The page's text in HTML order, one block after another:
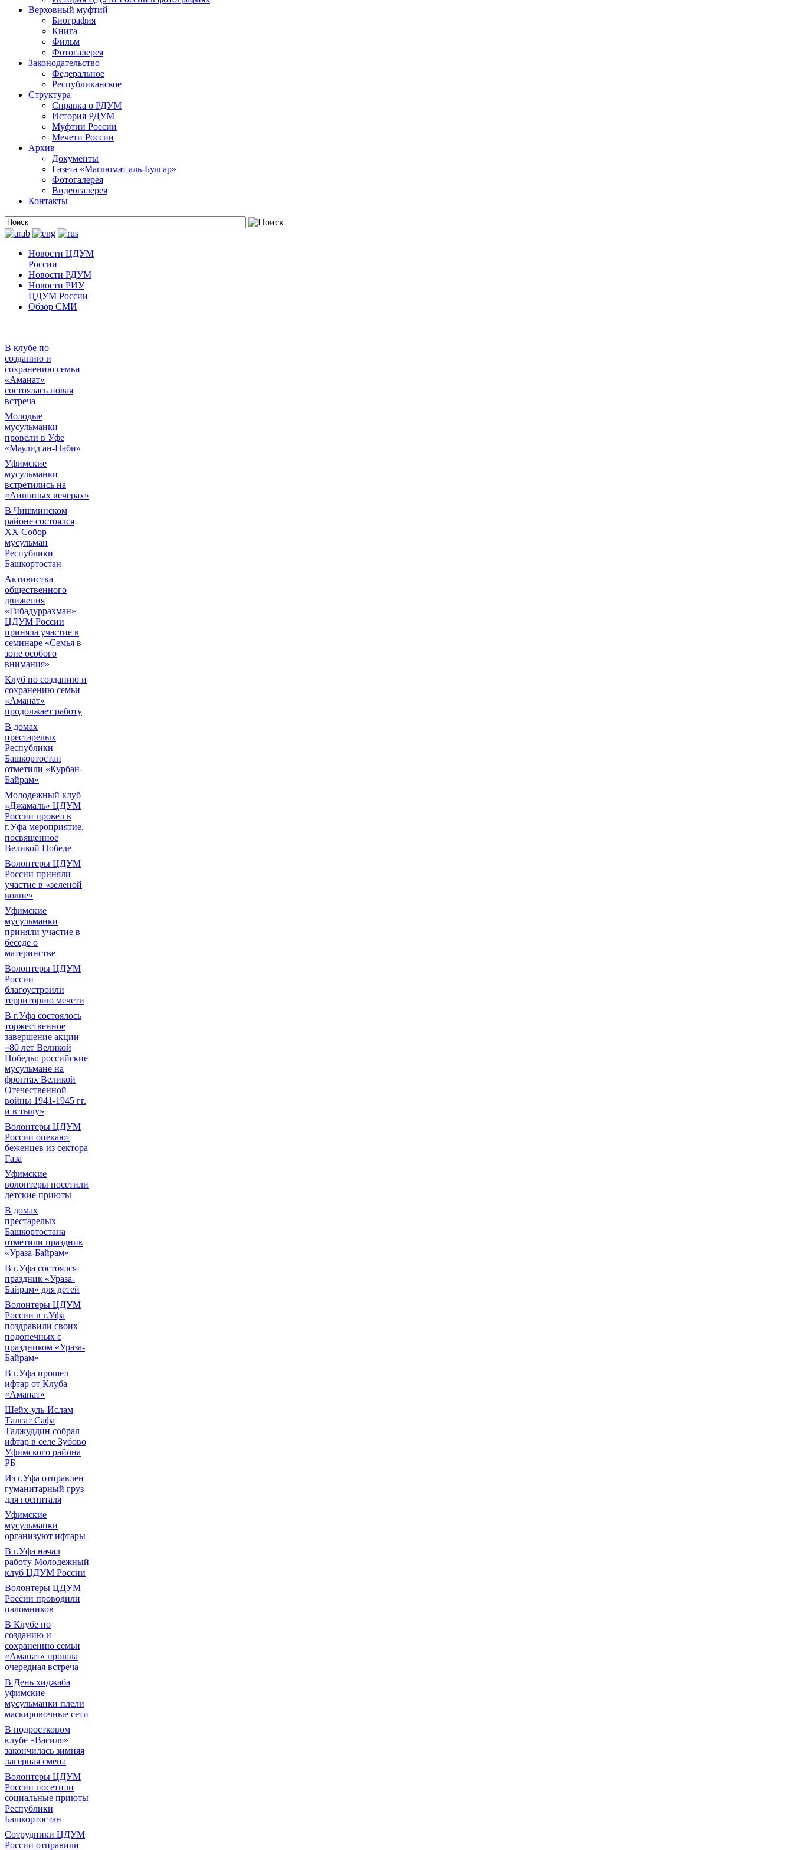
Верховный муфтий
Биография
Книга
Фильм
Фотогалерея
Законодательство
Федеральное
Республиканское
Структура
Справка о РДУМ
История РДУМ
Муфтии России
Мечети России
Архив
Документы
Газета «Маглюмат аль-Булгар»
Фотогалерея
Видеогалерея
Контакты
Новости ЦДУМ
России
Новости РДУМ
Новости РИУ
ЦДУМ России
Обзор СМИ
В клубе по
созданию и
сохранению семьи
«Аманат»
состоялась новая
встреча
Молодые
мусульманки
провели в Уфе
«Маулид ан-Наби»
Уфимские
мусульманки
встретились на
«Аишиных вечерах»
В Чишминском
районе состоялся
XX Собор
мусульман
Республики
Башкортостан
Активистка
общественного
движения
«Гибадуррахман»
ЦДУМ России
приняла участие в
семинаре «Семья в
зоне особого
внимания»
Клуб по созданию и
сохранению семьи
«Аманат»
продолжает работу
В домах
престарелых
Республики
Башкортостан
отметили «Курбан-
Байрам»
Молодежный клуб
«Джамаль» ЦДУМ
России провел в
г.Уфа мероприятие,
посвященное
Великой Победе
Волонтеры ЦДУМ
России приняли
участие в «зеленой
волне»
Уфимские
мусульманки
приняли участие в
беседе о
материнстве
Волонтеры ЦДУМ
России
благоустроили
территорию мечети
В г.Уфа состоялось
торжественное
завершение акции
«80 лет Великой
Победы: российские
мусульмане на
фронтах Великой
Отечественной
войны 1941-1945 гг.
и в тылу»
Волонтеры ЦДУМ
России опекают
беженцев из сектора
Газа
Уфимские
волонтеры посетили
детские приюты
В домах
престарелых
Башкортостана
отметили праздник
«Ураза-Байрам»
В г.Уфа состоялся
праздник «Ураза-
Байрам» для детей
Волонтеры ЦДУМ
России в г.Уфа
поздравили своих
подопечных с
праздником «Ураза-
Байрам»
В г.Уфа прошел
ифтар от Клуба
«Аманат»
Шейх-уль-Ислам
Талгат Сафа
Таджуддин собрал
ифтар в селе Зубово
Уфимского района
РБ
Из г.Уфа отправлен
гуманитарный груз
для госпиталя
Уфимские
мусульманки
организуют ифтары
В г.Уфа начал
работу Молодежный
клуб ЦДУМ России
Волонтеры ЦДУМ
России проводили
паломников
В Клубе по
созданию и
сохранению семьи
«Аманат» прошла
очередная встреча
В День хиджаба
уфимские
мусульманки плели
маскировочные сети
В подростковом
клубе «Василя»
закончилась зимняя
лагерная смена
Волонтеры ЦДУМ
России посетили
социальные приюты
Республики
Башкортостан
Сотрудники ЦДУМ
России отправили